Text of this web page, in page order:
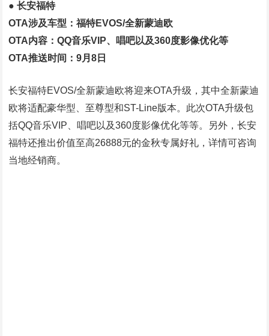
● 长安福特
OTA涉及车型：福特EVOS/全新蒙迪欧
OTA内容：QQ音乐VIP、唱吧以及360度影像优化等
OTA推送时间：9月8日
长安福特EVOS/全新蒙迪欧将迎来OTA升级，其中全新蒙迪
欧将适配豪华型、至尊型和ST-Line版本。此次OTA升级包
括QQ音乐VIP、唱吧以及360度影像优化等等。另外，长安
福特还推出价值至高26888元的金秋专属好礼，详情可咨询
当地经销商。